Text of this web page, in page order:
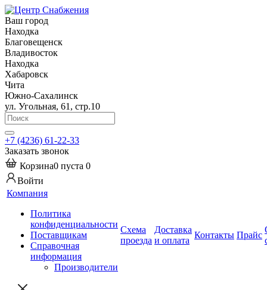
Ваш город
Находка
Благовещенск
Владивосток
Находка
Хабаровск
Чита
Южно-Сахалинск
ул. Угольная, 61, стр.10
+7 (4236) 61-22-33
Заказать звонок
Корзина0 пуста 0
Войти
Компания
Политика
конфиденциальности
Поставщикам
Справочная
информация
Производители
Схема
проезда
Доставка
и оплата
Контакты Прайс